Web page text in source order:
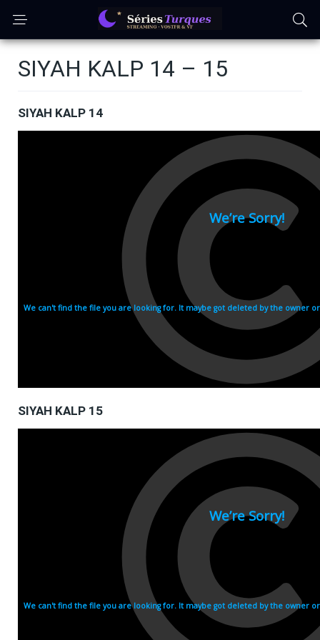
SIYAH KALP 14 – 15
SIYAH KALP 14
SIYAH KALP 15